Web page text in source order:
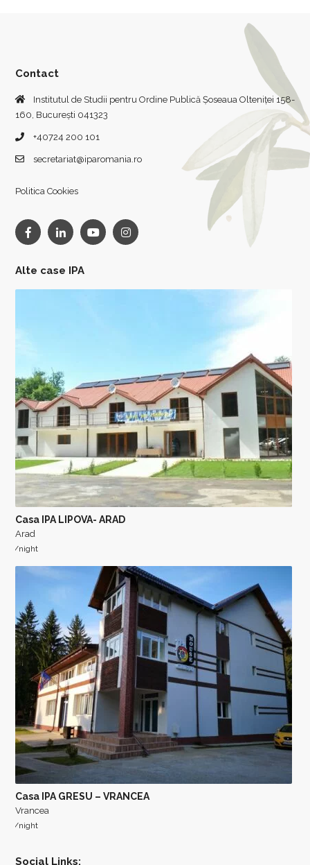
Contact
Institutul de Studii pentru Ordine Publică Șoseaua Olteniței 158-
160, București 041323
+40724 200 101
secretariat@iparomania.ro
Politica Cookies
Alte case IPA
Casa IPA LIPOVA- ARAD
Arad
/night
Casa IPA GRESU – VRANCEA
Vrancea
/night
Social Links: